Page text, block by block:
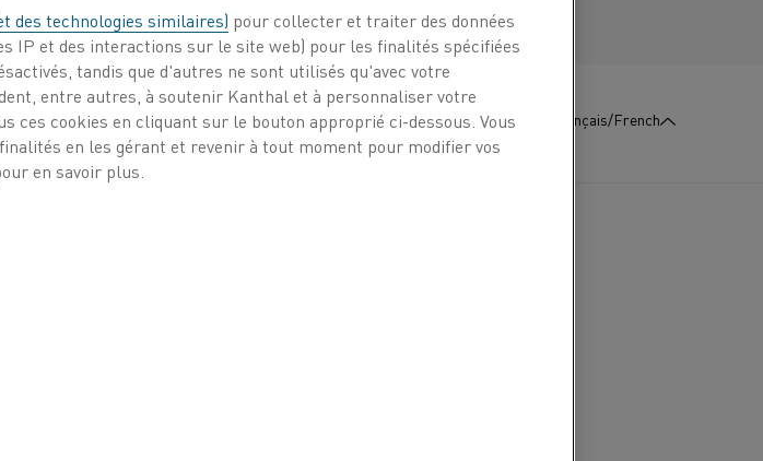
CENTRE DE
CONNAISSANCES
:
Contactez-
Nous
Français/French
suivants :
des technologies similaires) pour collecter et traiter des données
IP et des interactions sur le site web) pour les finalités spécifiées
tandis que d'autres ne sont utilisés qu'avec votre
entre autres, à soutenir Kanthal et à personnaliser votre
ces cookies en cliquant sur le bouton approprié ci-dessous. Vous
en les gérant et revenir à tout moment pour modifier vos
en savoir plus.